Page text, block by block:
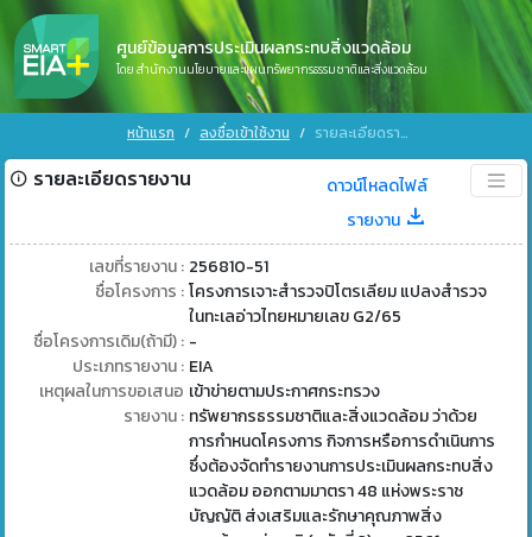
ศูนย์ข้อมูลการประเมินผลกระทบสิ่งแวดล้อม
โดย สำนักงานนโยบายและแผนทรัพยากรธรรมชาติและสิ่งแวดล้อม
หน้าแรก ลงชื่อเข้าใช้งาน รายละเอียดรายงาน
รายละเอียดรายงาน
ดาวน์โหลดไฟล์
รายงาน
เลขที่รายงาน : 256810-51
ชื่อโครงการ : โครงการเจาะสำรวจปิโตรเลียม แปลงสำรวจ
ในทะเลอ่าวไทยหมายเลข G2/65
ชื่อโครงการเดิม(ถ้ามี) : -
ประเภทรายงาน : EIA
เหตุผลในการขอเสนอ
รายงาน :
เข้าข่ายตามประกาศกระทรวง
ทรัพยากรธรรมชาติและสิ่งแวดล้อม ว่าด้วย
การกำหนดโครงการ กิจการหรือการดำเนินการ
ซึ่งต้องจัดทำรายงานการประเมินผลกระทบสิ่ง
แวดล้อม ออกตามมาตรา 48 แห่งพระราช
บัญญัติ ส่งเสริมและรักษาคุณภาพสิ่ง